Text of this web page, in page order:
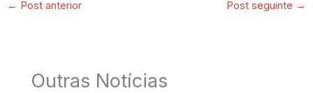
← Post anterior Post seguinte →
Outras Notícias